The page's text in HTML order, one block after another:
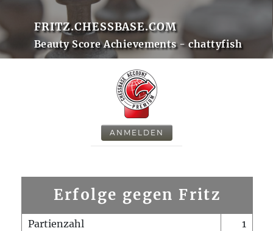
FRITZ.CHESSBASE.COM
Beauty Score Achievements - chattyfish
ANMELDEN
Erfolge gegen Fritz
Partienzahl
1